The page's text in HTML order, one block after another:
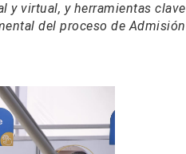
y virtual, y herramientas clave
del proceso de Admisión